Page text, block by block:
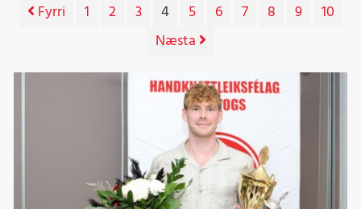
Fyrri
1 2 3 4 5 6 7 8 9
10
Næsta